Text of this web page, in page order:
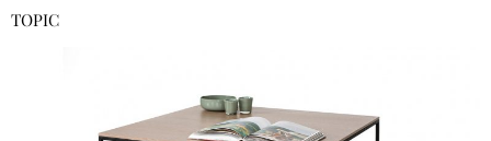
TOPIC